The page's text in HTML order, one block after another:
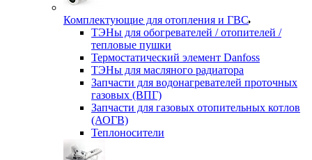
Комплектующие для отопления и ГВС
ТЭНы для обогревателей / отопителей /
тепловые пушки
Термостатический элемент Danfoss
ТЭНы для масляного радиатора
Запчасти для водонагревателей проточных
газовых (ВПГ)
Запчасти для газовых отопительных котлов
(АОГВ)
Теплоносители